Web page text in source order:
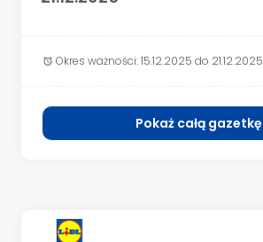
alarm Okres ważności:15.12.2025 do 21.12.2025
Pokaż całą gazetkę